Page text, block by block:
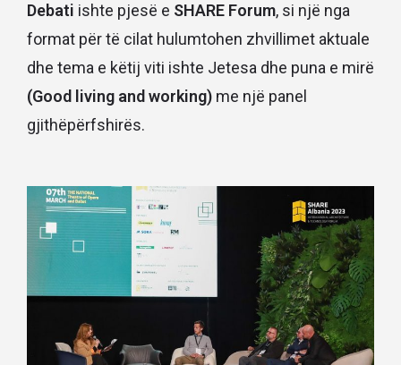
Debati ishte pjesë e SHARE Forum, si një nga
format për të cilat hulumtohen zhvillimet aktuale
dhe tema e këtij viti ishte Jetesa dhe puna e mirë
(Good living and working) me një panel
gjithëpërfshirës.